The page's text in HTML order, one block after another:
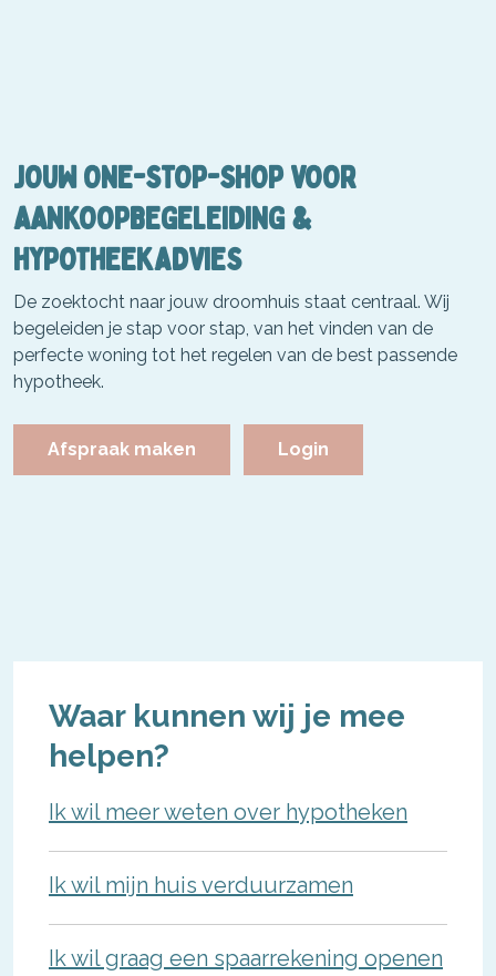
JOUW ONE-STOP-SHOP VOOR
AANKOOPBEGELEIDING &
HYPOTHEEKADVIES
De zoektocht naar jouw droomhuis staat centraal. Wij
begeleiden je stap voor stap, van het vinden van de
perfecte woning tot het regelen van de best passende
hypotheek.
Afspraak maken Login
Waar kunnen wij je mee
helpen?
Ik wil meer weten over hypotheken
Ik wil mijn huis verduurzamen
Ik wil graag een spaarrekening openen